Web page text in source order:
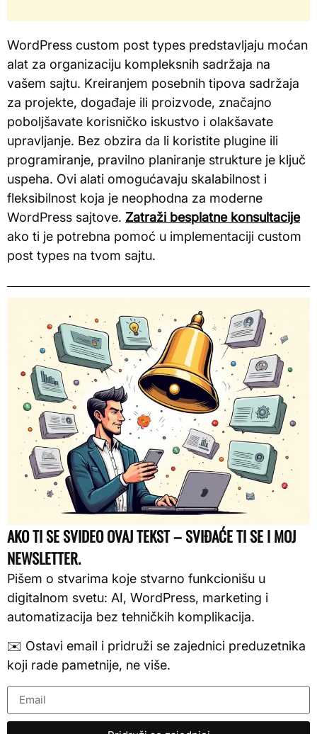
WordPress custom post types predstavljaju moćan
alat za organizaciju kompleksnih sadržaja na
vašem sajtu. Kreiranjem posebnih tipova sadržaja
za projekte, događaje ili proizvode, značajno
poboljšavate korisničko iskustvo i olakšavate
upravljanje. Bez obzira da li koristite plugine ili
programiranje, pravilno planiranje strukture je ključ
uspeha. Ovi alati omogućavaju skalabilnost i
fleksibilnost koja je neophodna za moderne
WordPress sajtove. Zatraži besplatne konsultacije
ako ti je potrebna pomoć u implementaciji custom
post types na tvom sajtu.
AKO TI SE SVIDEO OVAJ TEKST – SVIĐAĆE TI SE I MOJ
NEWSLETTER.
Pišem o stvarima koje stvarno funkcionišu u
digitalnom svetu: AI, WordPress, marketing i
automatizacija bez tehničkih komplikacija.
✉️ Ostavi email i pridruži se zajednici preduzetnika
koji rade pametnije, ne više.